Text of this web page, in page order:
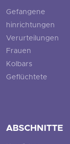
Gefangene
hinrichtungen
Verurteilungen
Frauen
Kolbars
Geflüchtete
ABSCHNITTE